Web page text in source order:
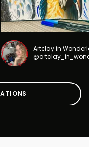
Artclay in